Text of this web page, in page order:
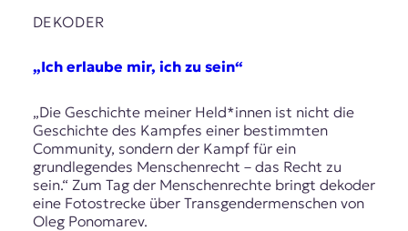
DEKODER
„Ich erlaube mir, ich zu sein“
„Die Geschichte meiner Held*innen ist nicht die
Geschichte des Kampfes einer bestimmten
Community, sondern der Kampf für ein
grundlegendes Menschenrecht – das Recht zu
sein.“ Zum Tag der Menschenrechte bringt dekoder
eine Fotostrecke über Transgendermenschen von
Oleg Ponomarev.